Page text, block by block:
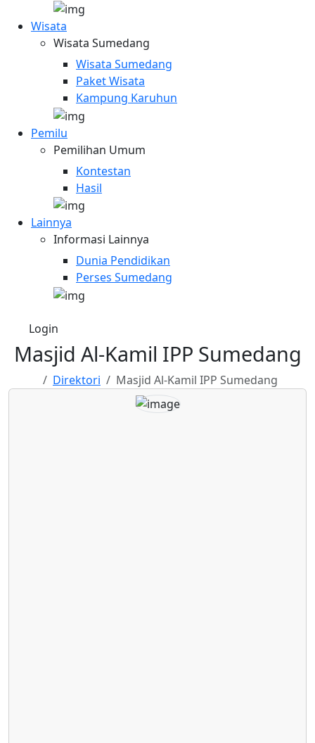
Wisata
Wisata Sumedang
Wisata Sumedang
Paket Wisata
Kampung Karuhun
Pemilu
Pemilihan Umum
Kontestan
Hasil
Lainnya
Informasi Lainnya
Dunia Pendidikan
Perses Sumedang
Login
Masjid Al-Kamil IPP Sumedang
Direktori Masjid Al-Kamil IPP Sumedang